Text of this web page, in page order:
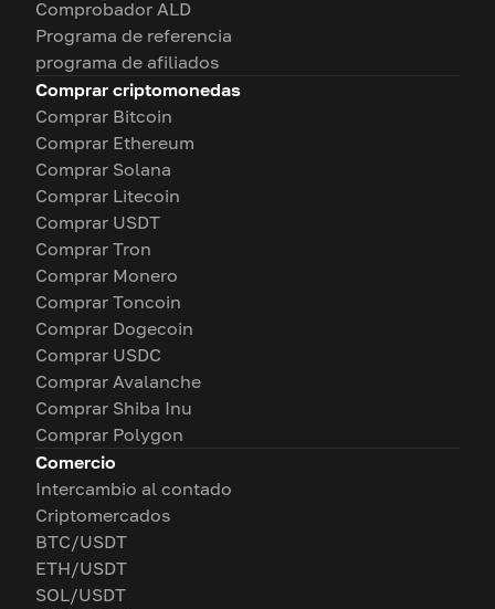
Comprobador ALD
Programa de referencia
programa de afiliados
Comprar criptomonedas
Comprar Bitcoin
Comprar Ethereum
Comprar Solana
Comprar Litecoin
Comprar USDT
Comprar Tron
Comprar Monero
Comprar Toncoin
Comprar Dogecoin
Comprar USDC
Comprar Avalanche
Comprar Shiba Inu
Comprar Polygon
Comercio
Intercambio al contado
Criptomercados
BTC/USDT
ETH/USDT
SOL/USDT